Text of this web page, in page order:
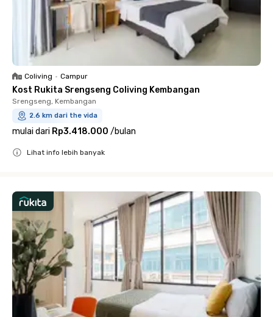
Coliving • Campur
Kost Rukita Srengseng Coliving Kembangan
Srengseng, Kembangan
2.6 km dari the vida
mulai dari Rp3.418.000 /bulan
Lihat info lebih banyak